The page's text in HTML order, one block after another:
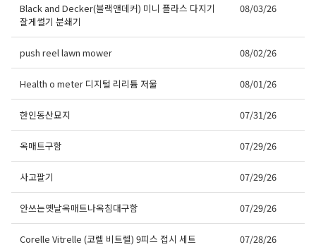
Black and Decker(블랙앤데커) 미니 플라스 다지기
잘게썰기 분쇄기
08/03/26
push reel lawn mower 08/02/26
Health o meter 디지털 리리튬 저울 08/01/26
한인동산묘지 07/31/26
옥매트구함 07/29/26
사고팔기 07/29/26
안쓰는옛날옥매트나옥침대구함 07/29/26
Corelle Vitrelle (코렐 비트렐) 9피스 접시 세트 07/28/26